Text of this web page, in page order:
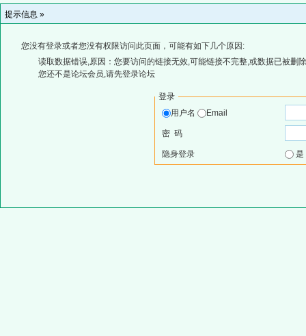
提示信息 »
您没有登录或者您没有权限访问此页面，可能有如下几个原因:
读取数据错误,原因：您要访问的链接无效,可能链接不完整,或数据已被删
您还不是论坛会员,请先登录论坛
登录
用户名
Email
密 码
隐身登录